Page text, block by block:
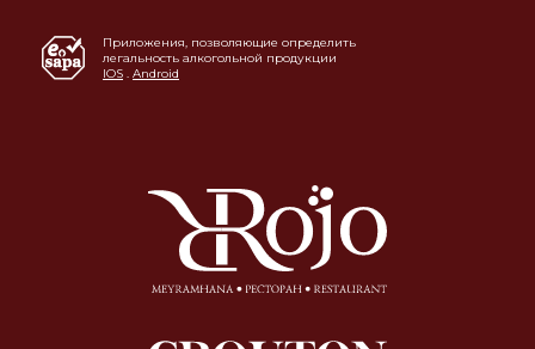
Приложения, позволяющие определить
легальность алкогольной продукции
IOS . Android